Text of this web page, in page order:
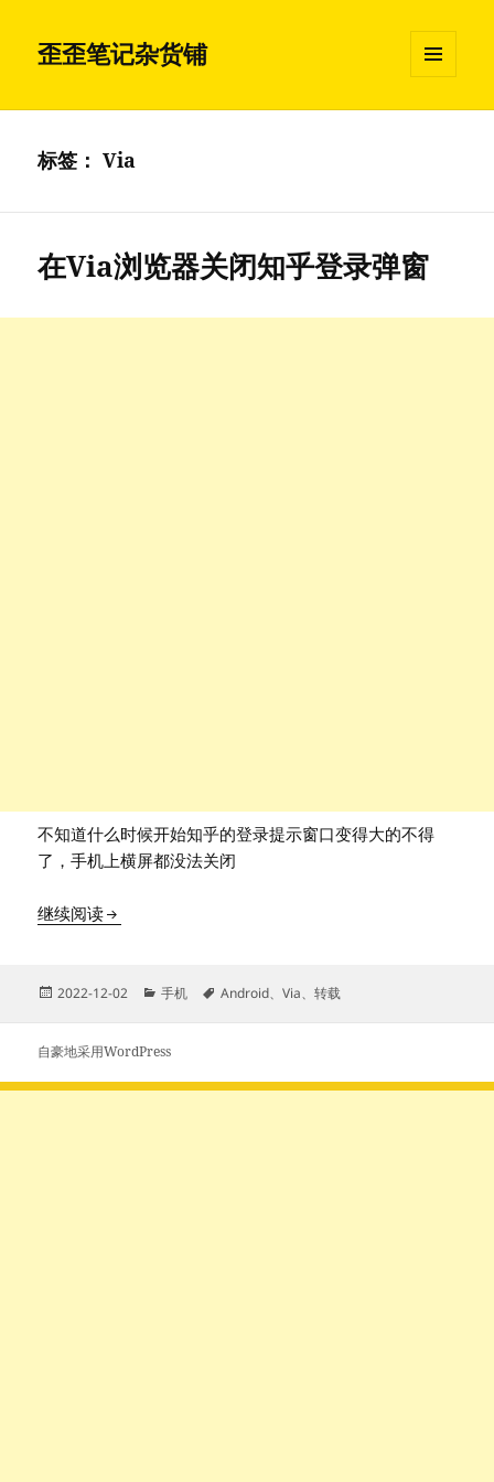
歪歪笔记杂货铺
挂件
标签：Via
在Via浏览器关闭知乎登录弹窗
不知道什么时候开始知乎的登录提示窗口变得大的不得
了，手机上横屏都没法关闭
继续阅读在Via浏览器关闭知乎登录弹窗
发
2022-12-02
分
手机
标
Android、Via、转载
自豪地采用WordPress